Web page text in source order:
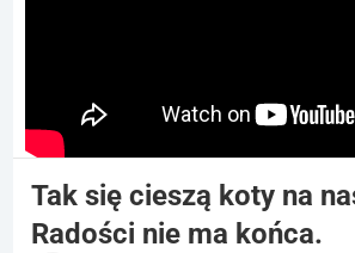
Tak się cieszą koty na
Radości nie ma końca.